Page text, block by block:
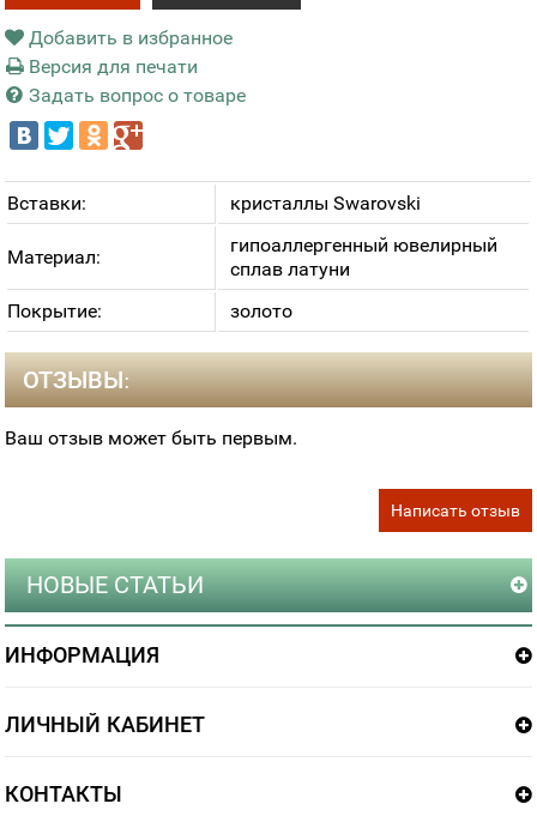
Добавить в избранное
Версия для печати
Задать вопрос о товаре
Вставки: кристаллы Swarovski
Материал:
гипоаллергенный ювелирный
сплав латуни
Покрытие:
золото
ОТЗЫВЫ:
Ваш отзыв может быть первым.
Написать отзыв
НОВЫЕ СТАТЬИ
ИНФОРМАЦИЯ
ЛИЧНЫЙ КАБИНЕТ
КОНТАКТЫ